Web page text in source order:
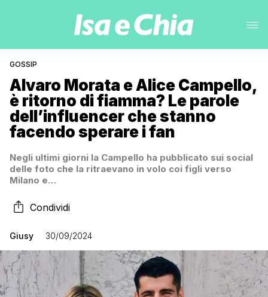
GOSSIP
Alvaro Morata e Alice Campello,
è ritorno di fiamma? Le parole
dell’influencer che stanno
facendo sperare i fan
Negli ultimi giorni la Campello ha pubblicato sui social
delle foto che la ritraevano in volo coi figli verso
Milano e…
Condividi
Giusy 30/09/2024